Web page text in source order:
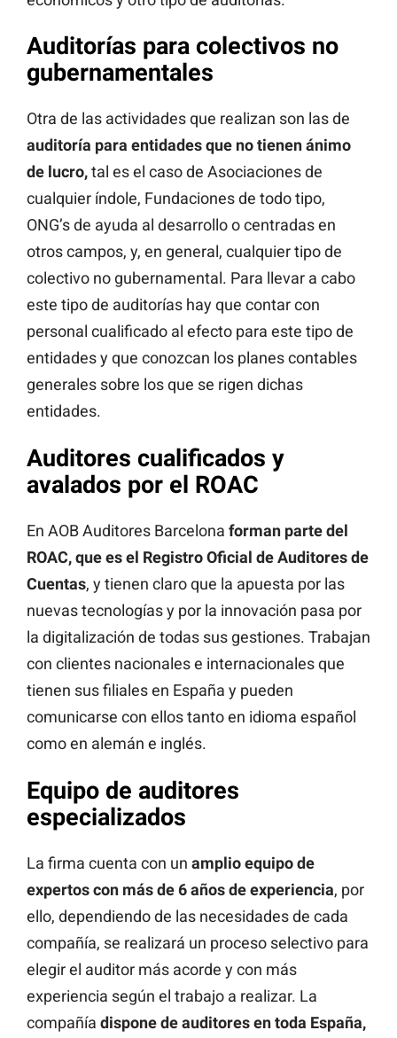
Auditorías para colectivos no
gubernamentales
Otra de las actividades que realizan son las de
auditoría para entidades que no tienen ánimo
de lucro,tal es el caso de Asociaciones de
cualquier índole, Fundaciones de todo tipo,
ONG’s de ayuda al desarrollo o centradas en
otros campos, y, en general, cualquier tipo de
colectivo no gubernamental. Para llevar a cabo
este tipo de auditorías hay que contar con
personal cualificado al efecto para este tipo de
entidades y que conozcan los planes contables
generales sobre los que se rigen dichas
entidades.
Auditores cualificados y
avalados por el ROAC
En AOB Auditores Barcelona forman parte del
ROAC, que es el Registro Oficial de Auditores de
Cuentas, y tienen claro que la apuesta por las
nuevas tecnologías y por la innovación pasa por
la digitalización de todas sus gestiones. Trabajan
con clientes nacionales e internacionales que
tienen sus filiales en España y pueden
comunicarse con ellos tanto en idioma español
como en alemán e inglés.
Equipo de auditores
especializados
La firma cuenta con un amplio equipo de
expertos con más de 6 años de experiencia, por
ello, dependiendo de las necesidades de cada
compañía, se realizará un proceso selectivo para
elegir el auditor más acorde y con más
experiencia según el trabajo a realizar. La
compañía dispone de auditores en toda España,